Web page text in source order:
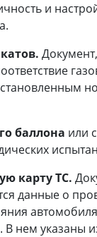
и
Документ,
баллона или
карту ТС.
данные о
В нем указаны